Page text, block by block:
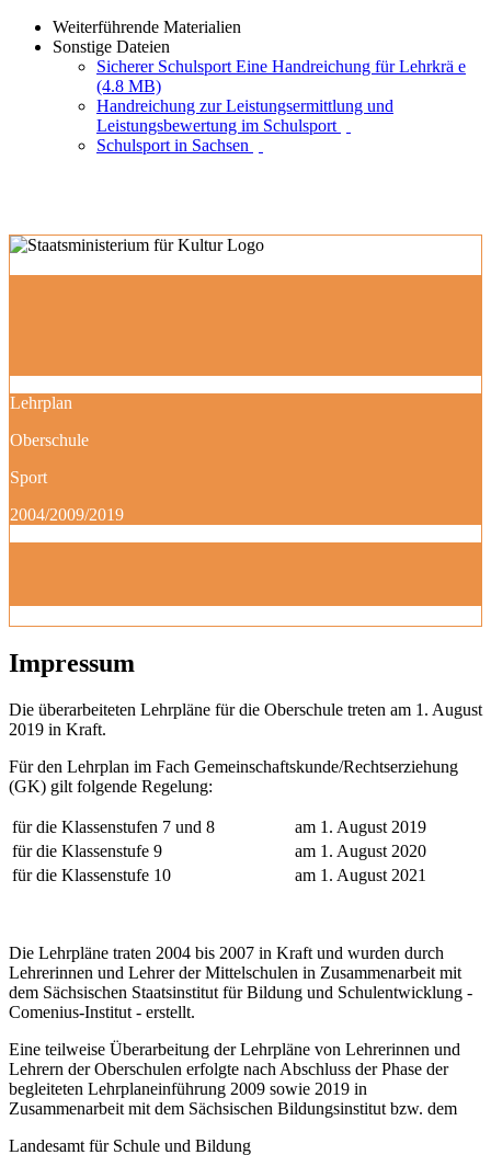
Weiterführende Materialien
Sonstige Dateien
Sicherer Schulsport Eine Handreichung für Lehrkrä e
(4.8 MB)
Handreichung zur Leistungsermittlung und
Leistungsbewertung im Schulsport
Schulsport in Sachsen
Lehrplan
Oberschule
Sport
2004/2009/2019
Impressum
Die überarbeiteten Lehrpläne für die Oberschule treten am 1. August
2019 in Kraft.
Für den Lehrplan im Fach Gemeinschaftskunde/Rechtserziehung
(GK) gilt folgende Regelung:
für die Klassenstufen 7 und 8
am 1. August 2019
für die Klassenstufe 9
am 1. August 2020
für die Klassenstufe 10
am 1. August 2021
Die Lehrpläne traten 2004 bis 2007 in Kraft und wurden durch
Lehrerinnen und Lehrer der Mittelschulen in Zusammenarbeit mit
dem Sächsischen Staatsinstitut für Bildung und Schulentwicklung -
Comenius-Institut - erstellt.
Eine teilweise Überarbeitung der Lehrpläne von Lehrerinnen und
Lehrern der Oberschulen erfolgte nach Abschluss der Phase der
begleiteten Lehrplaneinführung 2009 sowie 2019 in
Zusammenarbeit mit dem Sächsischen Bildungsinstitut bzw. dem
Landesamt für Schule und Bildung